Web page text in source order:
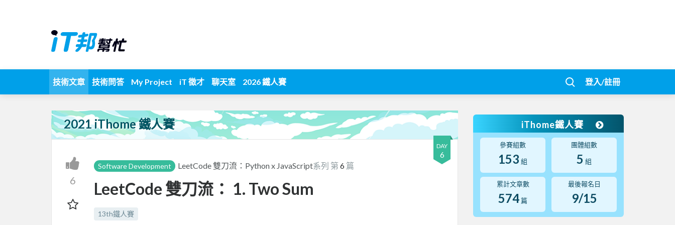
技術文章 技術問答 My Project iT 徵才 聊天室 2026 鐵人賽 登入/註冊
2021 iThome 鐵人賽
DAY
6
6
Software Development LeetCode 雙刀流：Python x JavaScript系列 第6 篇
LeetCode 雙刀流： 1. Two Sum
13th鐵人賽
iThome鐵人賽
參賽組數
153 組
團體組數
5 組
累計文章數
574 篇
最後報名日
9/15